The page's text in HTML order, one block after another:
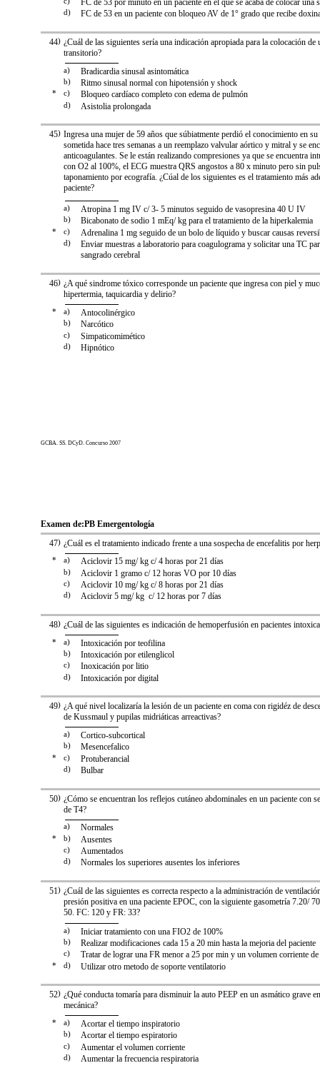
FC de 53 por minuto en un paciente en el que se acaba de colocar una
d) FC de 53 en un paciente con bloqueo AV de 1° grado que recibe
)
44 ¿Cuál de las siguientes sería una indicación apropiada para la colocación de
transitorio?
a) Bradicardia sinusal asintomática
b) Ritmo sinusal normal con hipotensión y shock
* c) Bloqueo cardíaco completo con edema de pulmón
d) Asistolia prolongada
)
45 Ingresa una mujer de 59 años que súbiatmente perdió el conocimiento en su
sometida hace tres semanas a un reemplazo valvular aórtico y mitral y se
anticoagulantes. Se le están realizando compresiones ya que se encuentra
con O2 al 100%, el ECG muestra QRS angostos a 80 x minuto pero sin
taponamiento por ecografía. ¿Cúal de los siguientes es el tratamiento más
paciente?
a) Atropina 1 mg IV c/ 3- 5 minutos seguido de vasopresina 40 U IV
b) Bicabonato de sodio 1 mEq/ kg para el tratamiento de la hiperkalemia
* c) Adrenalina 1 mg seguido de un bolo de líquido y buscar causas
d)
Enviar muestras a laboratorio para coagulograma y solicitar una TC
sangrado cerebral
)
46 ¿A qué sindrome tóxico corresponde un paciente que ingresa con piel y
hipertermia, taquicardia y delirio?
* a) Antocolinérgico
b) Narcótico
c) Simpaticomimético
d) Hipnótico
GCBA. SS. DCyD. Concurso 2007
Examen de:PB Emergentología
)
47 ¿Cuál es el tratamiento indicado frente a una sospecha de encefalitis por
* a) Aciclovir 15 mg/ kg c/ 4 horas por 21 días
b) Aciclovir 1 gramo c/ 12 horas VO por 10 días
c) Aciclovir 10 mg/ kg c/ 8 horas por 21 días
d) Aciclovir 5 mg/ kg c/ 12 horas por 7 días
)
48 ¿Cuál de las siguientes es indicación de hemoperfusión en pacientes
* a) Intoxicación por teofilina
b) Intoxicación por etilenglicol
c) Inoxicación por litio
d) Intoxicación por digital
)
49 ¿A qué nivel localizaría la lesión de un paciente en coma con rigidéz de
de Kussmaul y pupilas midriáticas arreactivas?
a) Cortico-subcortical
b) Mesencefalico
* c) Protuberancial
d) Bulbar
)
50 ¿Cómo se encuentran los reflejos cutáneo abdominales en un paciente con
de T4?
a) Normales
* b) Ausentes
c) Aumentados
d) Normales los superiores ausentes los inferiores
)
51 ¿Cuál de las siguientes es correcta respecto a la administración de
presión positiva en una paciente EPOC, con la siguiente gasometría 7.20/
50. FC: 120 y FR: 33?
a) Iniciar tratamiento con una FIO2 de 100%
b) Realizar modificaciones cada 15 a 20 min hasta la mejoria del paciente
c) Tratar de lograr una FR menor a 25 por min y un volumen corriente
* d) Utilizar otro metodo de soporte ventilatorio
)
52 ¿Qué conducta tomaría para disminuir la auto PEEP en un asmático grave
mecánica?
* a) Acortar el tiempo inspiratorio
b) Acortar el tiempo espiratorio
c) Aumentar el volumen corriente
d) Aumentar la frecuencia respiratoria